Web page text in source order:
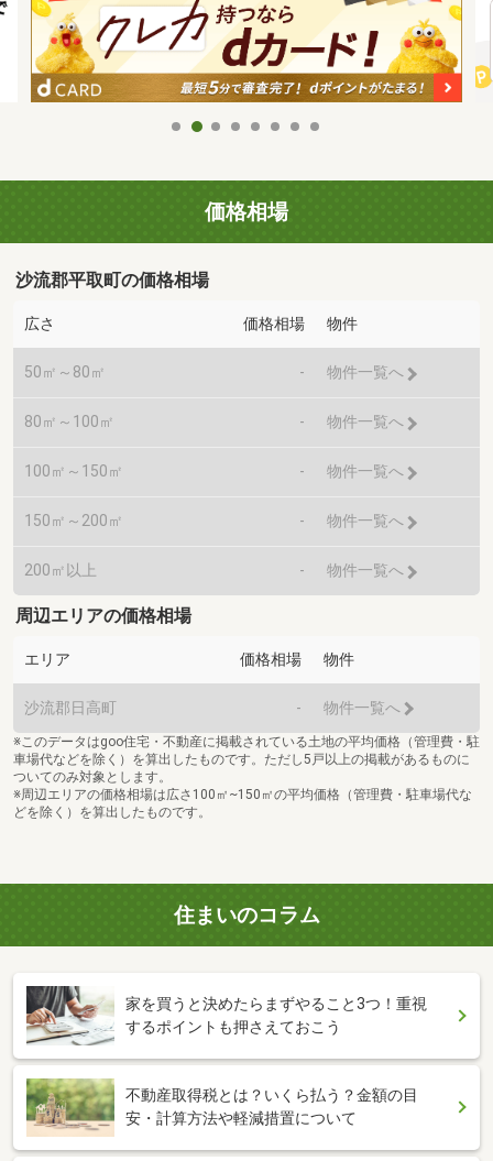
価格相場
沙流郡平取町の価格相場
広さ 価格相場 物件
50㎡～80㎡ - 物件一覧へ
80㎡～100㎡ - 物件一覧へ
100㎡～150㎡ - 物件一覧へ
150㎡～200㎡ - 物件一覧へ
200㎡以上 - 物件一覧へ
周辺エリアの価格相場
エリア 価格相場 物件
沙流郡日高町 - 物件一覧へ
※このデータはgoo住宅・不動産に掲載されている土地の平均価格（管理費・駐
車場代などを除く）を算出したものです。ただし5戸以上の掲載があるものに
ついてのみ対象とします。
※周辺エリアの価格相場は広さ100㎡~150㎡の平均価格（管理費・駐車場代な
どを除く）を算出したものです。
住まいのコラム
家を買うと決めたらまずやること3つ！重視
するポイントも押さえておこう
不動産取得税とは？いくら払う？金額の目
安・計算方法や軽減措置について